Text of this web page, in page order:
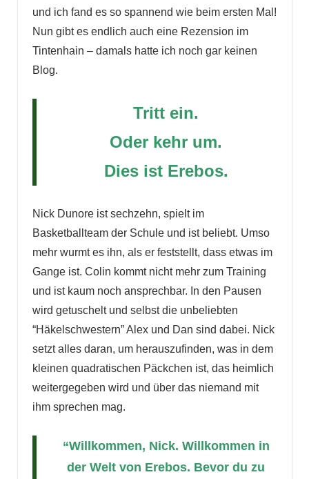
und ich fand es so spannend wie beim ersten Mal!
Nun gibt es endlich auch eine Rezension im
Tintenhain – damals hatte ich noch gar keinen
Blog.
Tritt ein.
Oder kehr um.
Dies ist Erebos.
Nick Dunore ist sechzehn, spielt im
Basketballteam der Schule und ist beliebt. Umso
mehr wurmt es ihn, als er feststellt, dass etwas im
Gange ist. Colin kommt nicht mehr zum Training
und ist kaum noch ansprechbar. In den Pausen
wird getuschelt und selbst die unbeliebten
“Häkelschwestern” Alex und Dan sind dabei. Nick
setzt alles daran, um herauszufinden, was in dem
kleinen quadratischen Päckchen ist, das heimlich
weitergegeben wird und über das niemand mit
ihm sprechen mag.
“Willkommen, Nick. Willkommen in
der Welt von Erebos. Bevor du zu